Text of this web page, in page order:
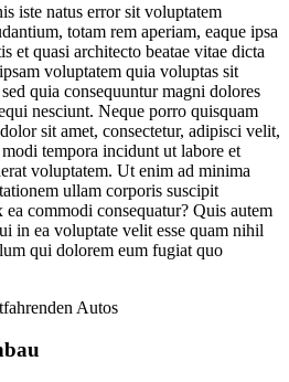
iste natus error sit voluptatem
totam rem aperiam, eaque ipsa
et quasi architecto beatae vitae dicta
voluptatem quia voluptas sit
quia consequuntur magni dolores
nesciunt. Neque porro quisquam
sit amet, consectetur, adipisci velit,
tempora incidunt ut labore et
voluptatem. Ut enim ad minima
ullam corporis suscipit
commodi consequatur? Quis autem
in ea voluptate velit esse quam nihil
qui dolorem eum fugiat quo